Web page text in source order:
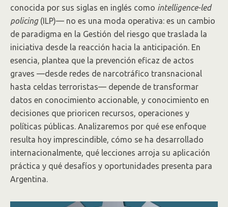
conocida por sus siglas en inglés como intelligence-led
policing(ILP)— no es una moda operativa: es un cambio
de paradigma en la Gestión del riesgo que traslada la
iniciativa desde la reacción hacia la anticipación. En
esencia, plantea que la prevención eficaz de actos
graves —desde redes de narcotráfico transnacional
hasta celdas terroristas— depende de transformar
datos en conocimiento accionable, y conocimiento en
decisiones que prioricen recursos, operaciones y
políticas públicas. Analizaremos por qué ese enfoque
resulta hoy imprescindible, cómo se ha desarrollado
internacionalmente, qué lecciones arroja su aplicación
práctica y qué desafíos y oportunidades presenta para
Argentina.